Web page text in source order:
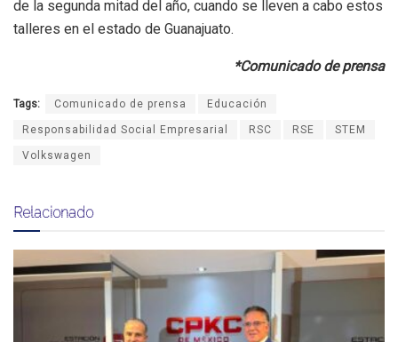
de la segunda mitad del año, cuando se lleven a cabo estos
talleres en el estado de Guanajuato.
*Comunicado de prensa
Tags: Comunicado de prensa Educación
Responsabilidad Social Empresarial RSC RSE STEM
Volkswagen
Relacionado